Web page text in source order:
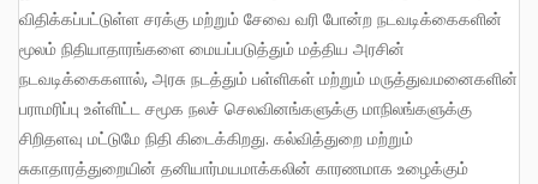
விதிக்கப்பட்டுள்ள சரக்கு மற்றும் சேவை வரி போன்ற நடவடிக்கைகளின்
மூலம் நிதியாதாரங்களை மையப்படுத்தும் மத்திய அரசின்
நடவடிக்கைகளால், அரசு நடத்தும் பள்ளிகள் மற்றும் மருத்துவமனைகளின்
பராமரிப்பு உள்ளிட்ட சமூக நலச் செலவினங்களுக்கு மாநிலங்களுக்கு
சிறிதளவு மட்டுமே நிதி கிடைக்கிறது. கல்வித்துறை மற்றும்
சுகாதாரத்துறையின் தனியார்மயமாக்கலின் காரணமாக உழைக்கும்